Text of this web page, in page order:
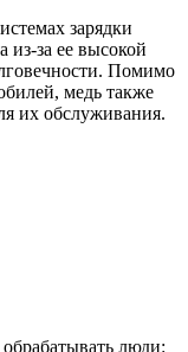
зарядки
из-за ее высокой
Помимо
медь также
их обслуживания.
люди: